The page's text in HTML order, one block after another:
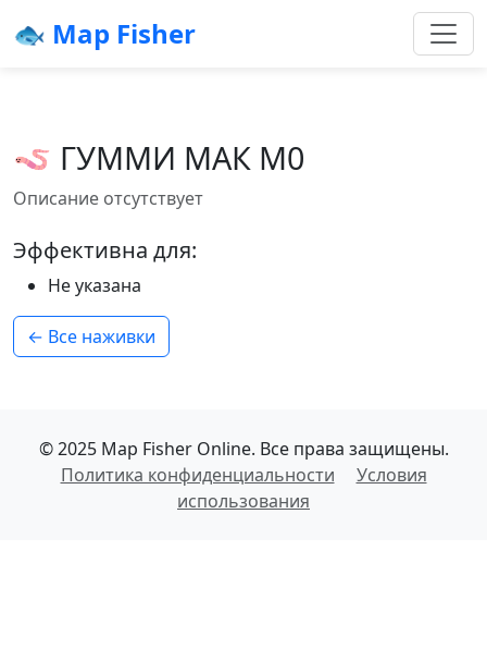
🐟 Map Fisher
🪱 ГУММИ МАК М0
Описание отсутствует
Эффективна для:
Не указана
← Все наживки
© 2025 Map Fisher Online. Все права защищены.
Политика конфиденциальности
Условия
использования